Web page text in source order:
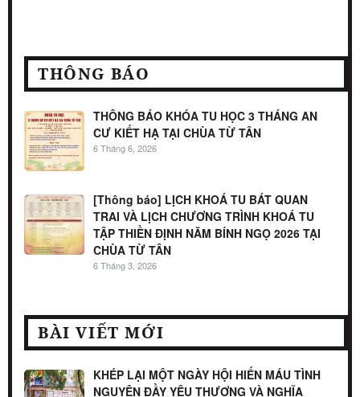
THÔNG BÁO
THÔNG BÁO KHÓA TU HỌC 3 THÁNG AN
CƯ KIẾT HẠ TẠI CHÙA TỪ TÂN
6 Tháng 6, 2026
[Thông báo] LỊCH KHOÁ TU BÁT QUAN
TRAI VÀ LỊCH CHƯƠNG TRÌNH KHOÁ TU
TẬP THIỀN ĐỊNH NĂM BÍNH NGỌ 2026 TẠI
CHÙA TỪ TÂN
6 Tháng 3, 2026
BÀI VIẾT MỚI
KHÉP LẠI MỘT NGÀY HỘI HIẾN MÁU TÌNH
NGUYỆN ĐẦY YÊU THƯƠNG VÀ NGHĨA